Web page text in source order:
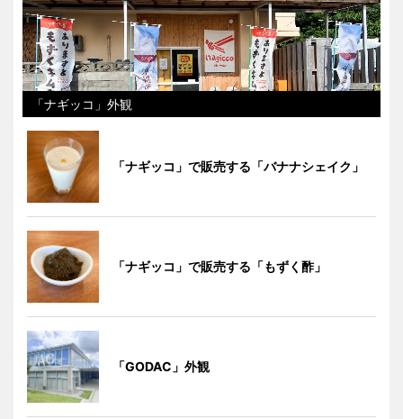
「ナギッコ」外観
「ナギッコ」で販売する「バナナシェイク」
「ナギッコ」で販売する「もずく酢」
「GODAC」外観